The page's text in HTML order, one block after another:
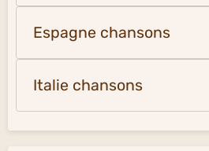
Espagne chansons
Italie chansons